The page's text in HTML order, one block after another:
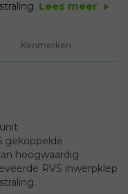
Lees meer play_arrow
Kenmerken
gekoppelde
hoogwaardig
RVS inwerpklep